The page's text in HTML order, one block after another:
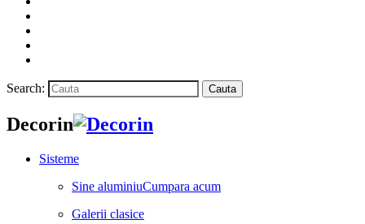
Search: Cauta
Decorin
Sisteme
Sine aluminiuCumpara acum
Galerii clasice